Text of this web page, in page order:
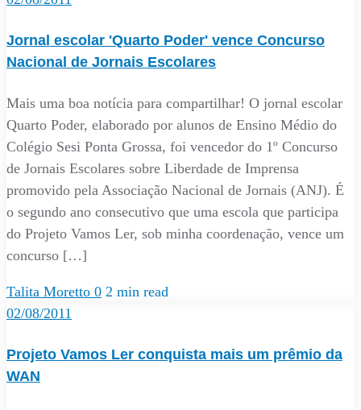
Jornal escolar 'Quarto Poder' vence Concurso
Nacional de Jornais Escolares
Mais uma boa notícia para compartilhar! O jornal escolar
Quarto Poder, elaborado por alunos de Ensino Médio do
Colégio Sesi Ponta Grossa, foi vencedor do 1º Concurso
de Jornais Escolares sobre Liberdade de Imprensa
promovido pela Associação Nacional de Jornais (ANJ). É
o segundo ano consecutivo que uma escola que participa
do Projeto Vamos Ler, sob minha coordenação, vence um
concurso […]
Talita Moretto 0 2 min read
02/08/2011
Projeto Vamos Ler conquista mais um prêmio da
WAN